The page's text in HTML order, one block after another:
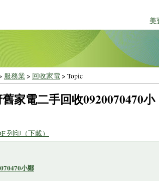
美
服務業> 回收家電> Topic
家電二手回收0920070470小
列印（下載）
小鄭